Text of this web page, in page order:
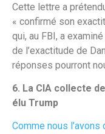
Cette lettre a
« confirmé son
qui, au FBI, a
de l’exactitude de
réponses pourront
6. La CIA collecte
élu Trump
Comme nous